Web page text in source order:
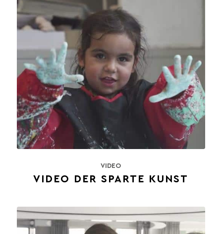
VIDEO
VIDEO DER SPARTE KUNST